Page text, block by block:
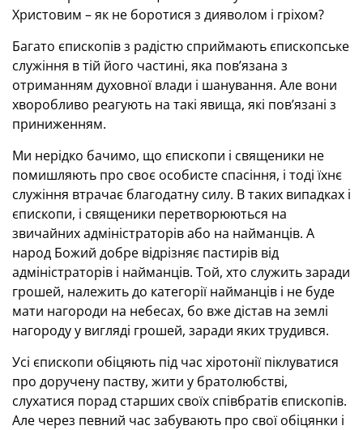
Христовим – як не боротися з дияволом і гріхом?
Багато єпископів з радістю сприймають єпископське
служіння в тій його частині, яка пов’язана з
отриманням духовної влади і шанування. Але вони
хворобливо реагують на такі явища, які пов’язані з
приниженням.
Ми нерідко бачимо, що єпископи і священики не
помишляють про своє особисте спасіння, і тоді їхнє
служіння втрачає благодатну силу. В таких випадках і
єпископи, і священики перетворюються на
звичайних адміністраторів або на найманців. А
народ Божий добре відрізняє пастирів від
адміністраторів і найманців. Той, хто служить заради
грошей, належить до категорії найманців і не буде
мати нагороди на небесах, бо вже дістав на землі
нагороду у вигляді грошей, заради яких трудився.
Усі єпископи обіцяють під час хіротонії піклуватися
про доручену паству, жити у братолюбстві,
слухатися порад старших своїх співбратів єпископів.
Але через певний час забувають про свої обіцянки і